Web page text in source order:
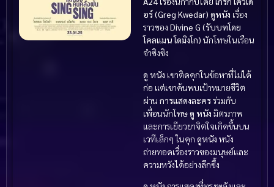
อร์ (Greg Kwedar) ดูหนัง เรื่อง
ราวของ Divine G (รับบทโดย
โคลแมน โดมิงโก) นักโทษในเรือน
จำซิงซิง
ดู หนัง เขาติดคุกในข้อหาที่ไม่ได้
ก่อ แต่เขาค้นพบเป้าหมายชีวิต
ผ่าน การแสดงละครร่วมกับ
เพื่อนนักโทษดู หนัง มิตรภาพ
และการเยียวยาจิตใจเกิดขึ้นบน
เวทีเล็กๆ ในคุก ดูหนัง หนัง
ถ่ายทอดเรื่องราวของมนุษย์และ
ความหวังได้อย่างลึกซึ้ง